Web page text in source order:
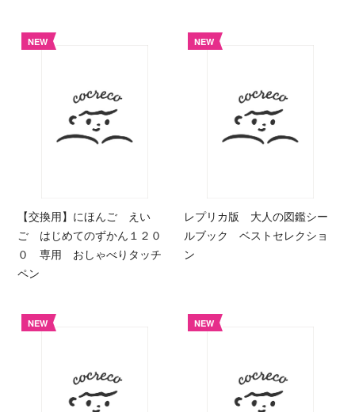
NEW
【交換用】にほんご えい
ご はじめてのずかん１２０
０ 専用 おしゃべりタッチ
ペン
NEW
レプリカ版 大人の図鑑シー
ルブック ベストセレクショ
ン
NEW NEW